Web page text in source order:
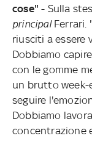
cose" - Sulla
principal Ferrari.
riusciti a essere
Dobbiamo
con le gomme
un brutto week-
seguire
Dobbiamo
concentrazione